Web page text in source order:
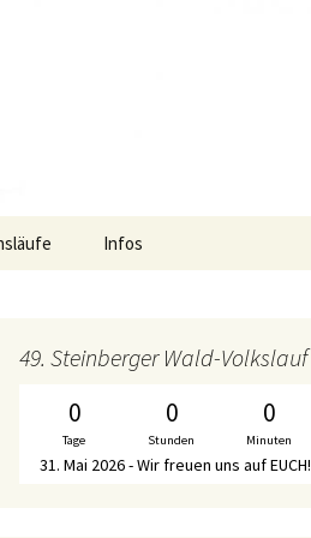
S2-Lauf – Wechselpunkte
S2-Lauf – Streckenplan
S2-Lauf – Zeitplan
Bericht WirDueller-
Biolauf
Ausschreibung
WirDueller-Biolauf
Infos
Gymnastik-Angebot
Mitgliedschaft
49. Steinberger Wald-Volkslauf
0
Tage
0
Stunden
0
Minuten
31. Mai 2026 - Wir freuen uns auf EUCH!